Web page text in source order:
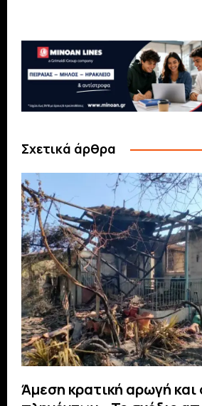
Σχετικά άρθρα
Άμεση κρατική αρωγή